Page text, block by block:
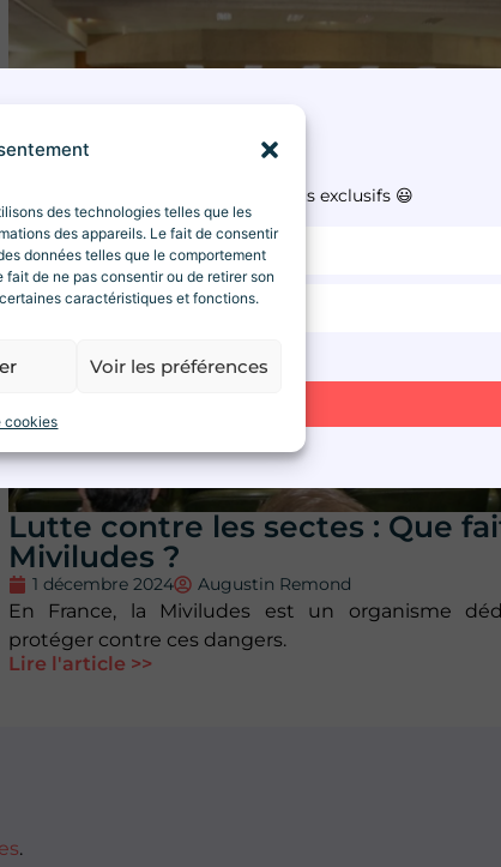
des technologies telles que les
des appareils. Le fait de consentir
données telles que le comportement
de ne pas consentir ou de retirer son
caractéristiques et fonctions.
Voir les préférences
cookies
Lutte contre les sectes : Que
Miviludes ?
1 décembre 2024 Augustin Remond
En France, la Miviludes est un organisme
protéger contre ces dangers.
Lire l'article >>
.
Histoire !
des ressources et des contenus exclusifs 😃